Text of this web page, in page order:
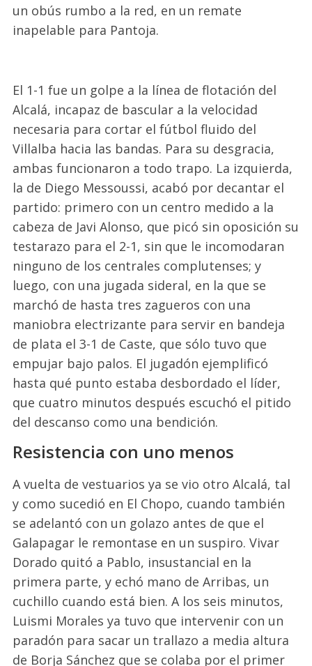
un obús rumbo a la red, en un remate
inapelable para Pantoja.
El 1-1 fue un golpe a la línea de flotación del
Alcalá, incapaz de bascular a la velocidad
necesaria para cortar el fútbol fluido del
Villalba hacia las bandas. Para su desgracia,
ambas funcionaron a todo trapo. La izquierda,
la de Diego Messoussi, acabó por decantar el
partido: primero con un centro medido a la
cabeza de Javi Alonso, que picó sin oposición su
testarazo para el 2-1, sin que le incomodaran
ninguno de los centrales complutenses; y
luego, con una jugada sideral, en la que se
marchó de hasta tres zagueros con una
maniobra electrizante para servir en bandeja
de plata el 3-1 de Caste, que sólo tuvo que
empujar bajo palos. El jugadón ejemplificó
hasta qué punto estaba desbordado el líder,
que cuatro minutos después escuchó el pitido
del descanso como una bendición.
Resistencia con uno menos
A vuelta de vestuarios ya se vio otro Alcalá, tal
y como sucedió en El Chopo, cuando también
se adelantó con un golazo antes de que el
Galapagar le remontase en un suspiro. Vivar
Dorado quitó a Pablo, insustancial en la
primera parte, y echó mano de Arribas, un
cuchillo cuando está bien. A los seis minutos,
Luismi Morales ya tuvo que intervenir con un
paradón para sacar un trallazo a media altura
de Borja Sánchez que se colaba por el primer